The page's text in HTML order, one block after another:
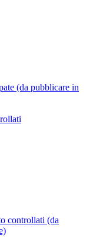
(da pubblicare in
controllati (da